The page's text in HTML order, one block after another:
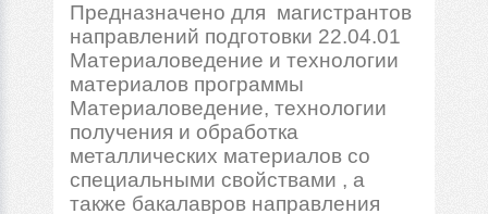
Предназначено для магистрантов
направлений подготовки 22.04.01
Материаловедение и технологии
материалов программы
Материаловедение, технологии
получения и обработка
металлических материалов со
специальными свойствами , а
также бакалавров направления